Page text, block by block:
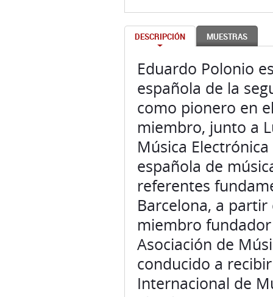
DESCRIPCIÓN MUESTRAS
Eduardo Polonio
española de la
como pionero en
miembro, junto a
Música
española de
referentes
Barcelona, a
miembro
Asociación de
conducido a
Internacional de